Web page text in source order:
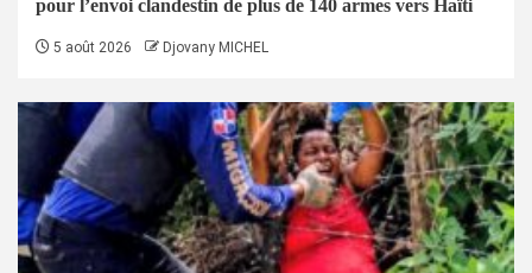
pour l’envoi clandestin de plus de 140 armes vers Haïti
5 août 2026 Djovany MICHEL